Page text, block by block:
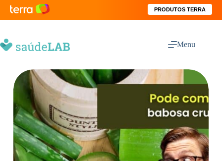
PRODUTOS TERRA
Menu